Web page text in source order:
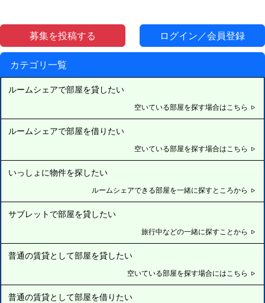
募集を投稿する ログイン／会員登録
カテゴリ一覧
ルームシェアで部屋を貸したい
空いている部屋を探す場合はこちら
ルームシェアで部屋を借りたい
空いている部屋を探す場合はこちら
いっしょに物件を探したい
ルームシェアできる部屋を一緒に探すところから
サブレットで部屋を貸したい
旅行中などの一緒に探すことから
普通の賃貸として部屋を貸したい
空いている部屋を探す場合にはこちら
普通の賃貸として部屋を借りたい